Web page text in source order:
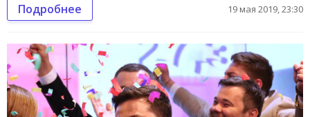
Подробнее 19 мая 2019, 23:30